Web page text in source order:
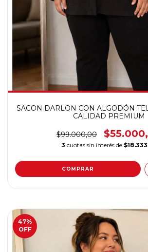
SACON DARLON CON ALGODÓN
CALIDAD PREMIUM
$99.000,00
3 cuotas sin interés de
COMPRAR
47%
OFF